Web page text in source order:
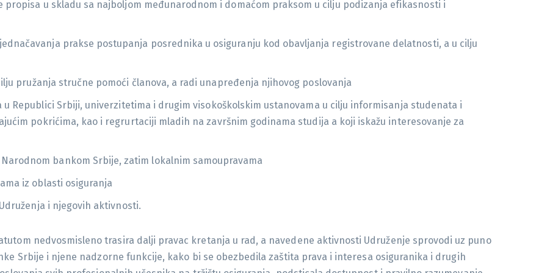
u skladu sa najboljom međunarodnom i domaćom praksom u cilju podizanja efikasnosti i
prakse postupanja posrednika u osiguranju kod obavljanja registrovane delatnosti, a u cilju
pružanja stručne pomoći članova, a radi unapređenja njihovog poslovanja
Republici Srbiji, univerzitetima i drugim visokoškolskim ustanovama u cilju informisanja studenata i
pokrićima, kao i regrurtaciji mladih na završnim godinama studija a koji iskažu interesovanje za
bankom Srbije, zatim lokalnim samoupravama
iz oblasti osiguranja
i njegovih aktivnosti.
nedvosmisleno trasira dalji pravac kretanja u rad, a navedene aktivnosti Udruženje sprovodi uz puno
Srbije i njene nadzorne funkcije, kako bi se obezbedila zaštita prava i interesa osiguranika i drugih